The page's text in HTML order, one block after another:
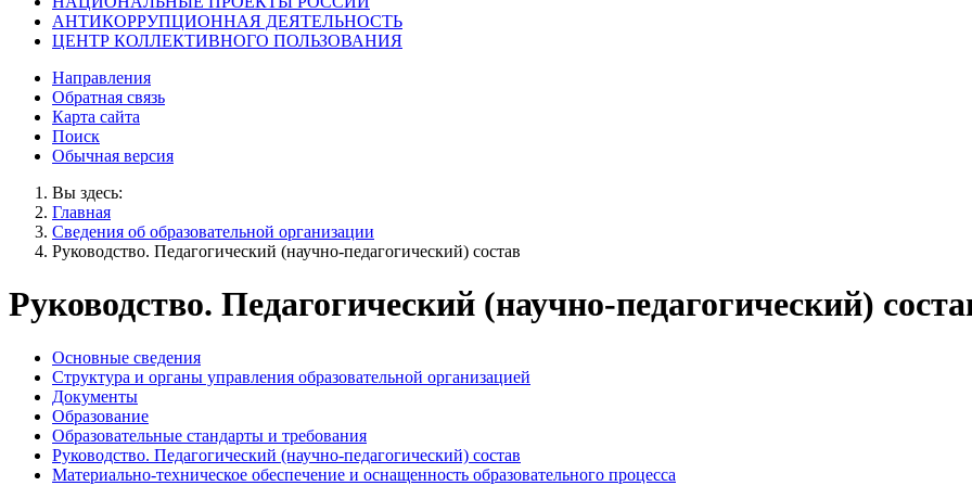
АНТИКОРРУПЦИОННАЯ ДЕЯТЕЛЬНОСТЬ
ЦЕНТР КОЛЛЕКТИВНОГО ПОЛЬЗОВАНИЯ
Направления
Обратная связь
Карта сайта
Поиск
Обычная версия
Вы здесь:
Главная
Сведения об образовательной организации
Руководство. Педагогический (научно-педагогический) состав
Руководство. Педагогический (научно-педагогический)
Основные сведения
Структура и органы управления образовательной организацией
Документы
Образование
Образовательные стандарты и требования
Руководство. Педагогический (научно-педагогический) состав
Материально-техническое обеспечение и оснащенность образовательного процесса